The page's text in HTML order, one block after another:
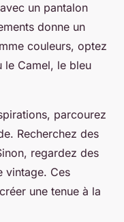
un pantalon
donne un
couleurs, optez
le Camel, le bleu
parcourez
Recherchez des
regardez des
vintage. Ces
une tenue à la